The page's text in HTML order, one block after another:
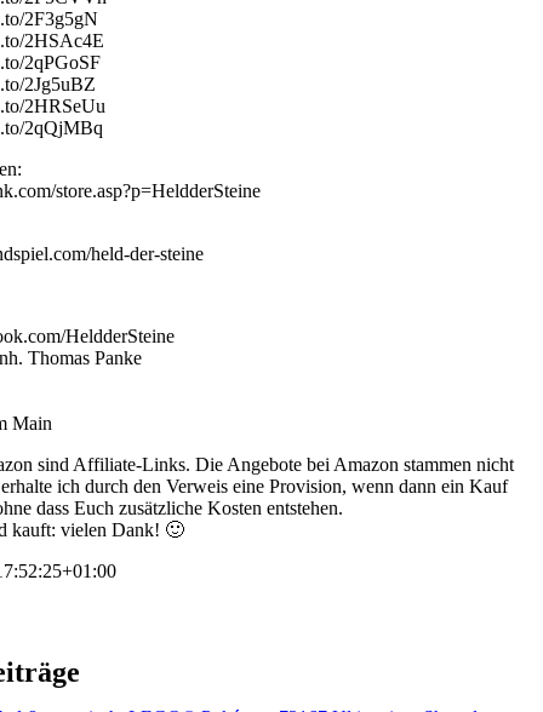
2F3g5gN
2HSAc4E
2qPGoSF
2Jg5uBZ
2HRSeUu
2qQjMBq
store.asp?p=HeldderSteine
held-der-steine
HeldderSteine
Thomas Panke
Main
sind Affiliate-Links. Die Angebote bei Amazon stammen nicht
ich durch den Verweis eine Provision, wenn dann ein Kauf
dass Euch zusätzliche Kosten entstehen.
kauft: vielen Dank! 🙂